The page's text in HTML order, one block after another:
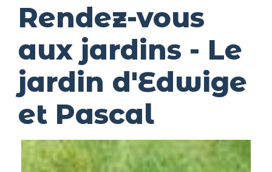
Rendez-vous
aux jardins - Le
jardin d'Edwige
et Pascal